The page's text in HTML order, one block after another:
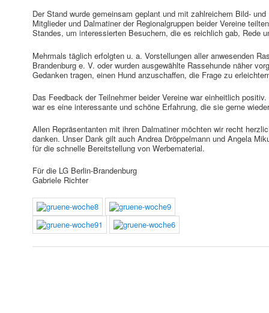
Der Stand wurde gemeinsam geplant und mit zahlreichem Bild-
Mitglieder und Dalmatiner der Regionalgruppen beider Vereine
Standes, um interessierten Besuchern, die es reichlich gab, Rede
Mehrmals täglich erfolgten u. a. Vorstellungen aller anwesenden
Brandenburg e. V. oder wurden ausgewählte Rassehunde näher
Gedanken tragen, einen Hund anzuschaffen, die Frage zu
Das Feedback der Teilnehmer beider Vereine war einheitlich
war es eine interessante und schöne Erfahrung, die sie gerne
Allen Repräsentanten mit ihren Dalmatiner möchten wir recht
danken. Unser Dank gilt auch Andrea Dröppelmann und Angela
für die schnelle Bereitstellung von Werbematerial.
Für die LG Berlin-Brandenburg
Gabriele Richter